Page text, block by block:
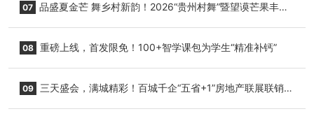
07 品盛夏金芒 舞乡村新韵！2026“贵州村舞”暨望谟芒果丰收
08 重磅上线，首发限免！100+智学课包为学生“精准补钙”
09 三天盛会，满城精彩！百城千企“五省+1”房地产联展联销活